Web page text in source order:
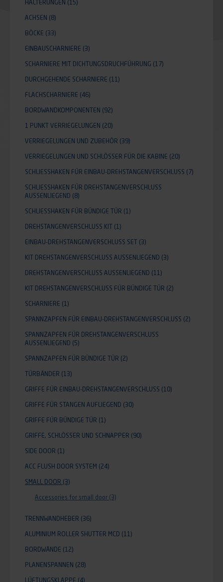
HALTERUNGEN (15)
ACHSEN (8)
BÖCKE (33)
EINBAUSCHARNIERE (3)
SCHARNIERE MIT DICHTUNGSDRUCHFÜHRUNG (17)
DURCHGEHENDE SCHARNIERE (11)
FLACHSCHARNIERE (46)
BORDWANDKOMPONENTEN (92)
1 PUNKT VERRIEGELUNGEN (20)
VERRIEGELUNGEN UND ZUBEHÖR (39)
VERRIEGELUNGEN UND SCHLÖSSER FÜR DIE KABINE (20)
SCHLIESSHAKEN FÜR EINBAU-DREHSTANGENVERSCHLUSS (7)
SCHLIESSHAKEN FÜR DREHSTANGENVERSCHLUSS A
USSENLIEGEND
(8)
SCHLIESSHAKEN FÜR BÜNDIGE TÜR (1)
DREHSTANGENVERSCHLUSS KIT (1)
EINBAU-DREHSTANGENVERSCHLUSS SET (3)
KIT DREHSTANGENVERSCHLUSS AUSSENLIEGEND (3)
DREHSTANGENVERSCHLUSS AUSSENLIEGEND (11)
KIT DREHSTANGENVERSCHLUSS FÜR BÜNDIGE TÜR (2)
SCHARNIERE (1)
SPANNZAPFEN FÜR EINBAU-DREHSTANGENVERSCHLUSS (2)
SPANNZAPFEN FÜR DREHSTANGENVERSCHLUSS
AUSSENLIEGEND (5)
SPANNZAPFEN FÜR BÜNDIGE TÜR (2)
TÜRBÄNDER (13)
GRIFFE FÜR EINBAU-DREHSTANGENVERSCHLUSS (10)
GRIFFE FÜR STANGEN AUFLIEGEND (30)
GRIFFE FÜR BÜNDIGE TÜR (1)
GRIFFE, SCHLÖSSER UND SCHNAPPER (90)
SIDE DOOR (1)
ACC FLUSH DOOR SYSTEM (24)
SMALL DOOR (3)
Accessories for small door (3)
TRENNWANDHEBER (36)
ALUMINIUM ROLLER SHUTTER MCD (11)
BORDWÄNDE (12)
PLANENSPANNEN (28)
LÜFTUNGSKLAPPE (4)